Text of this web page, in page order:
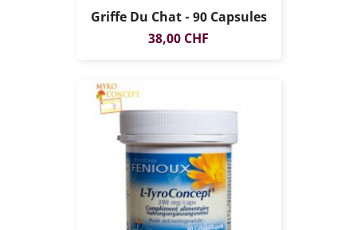
Griffe Du Chat - 90 Capsules
Prix
38,00 CHF